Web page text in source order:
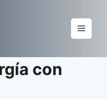
Menu
con